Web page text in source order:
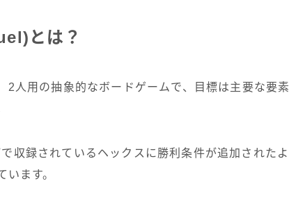
とは？
人用の抽象的なボードゲームで、目標は主要な要素
収録されているヘックスに勝利条件が追加されたよ
ます。